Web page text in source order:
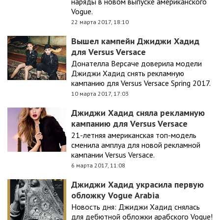
Vogue.
22 марта 2017, 18:10
Вышел кампейн Джиджи Хадид
для Versus Versace
Донателла Версаче доверила модели
Джиджи Хадид снять рекламную
кампанию для Versus Versace Spring 2017.
10 марта 2017, 17:03
Джиджи Хадид сняла рекламную
кампанию для Versus Versace
21-летняя американская топ-модель
сменила амплуа для новой рекламной
кампании Versus Versace.
6 марта 2017, 11:08
Джиджи Хадид украсила первую
обложку Vogue Arabia
Новость дня: Джиджи Хадид снялась
для дебютной обложки арабского Vogue!